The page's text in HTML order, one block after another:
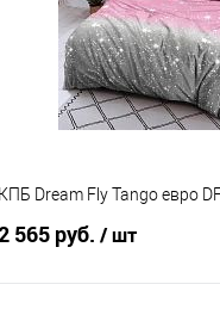
В избранное
КПБ Dream Fly Tango евро
565 руб. / шт